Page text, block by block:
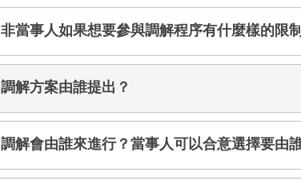
非當事人如果想要參與調解程序有什麼樣的限
調解方案由誰提出？
調解會由誰來進行？當事人可以合意選擇要由